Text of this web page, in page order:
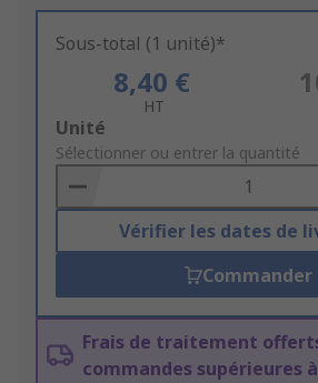
Sous-total (1 unité)*
8,40 €
HT
Add
to
Basket
Unité
Sélectionner ou entrer la quantité
Vérifier les dates de
Commander
Frais de traitement
commandes supérieures à